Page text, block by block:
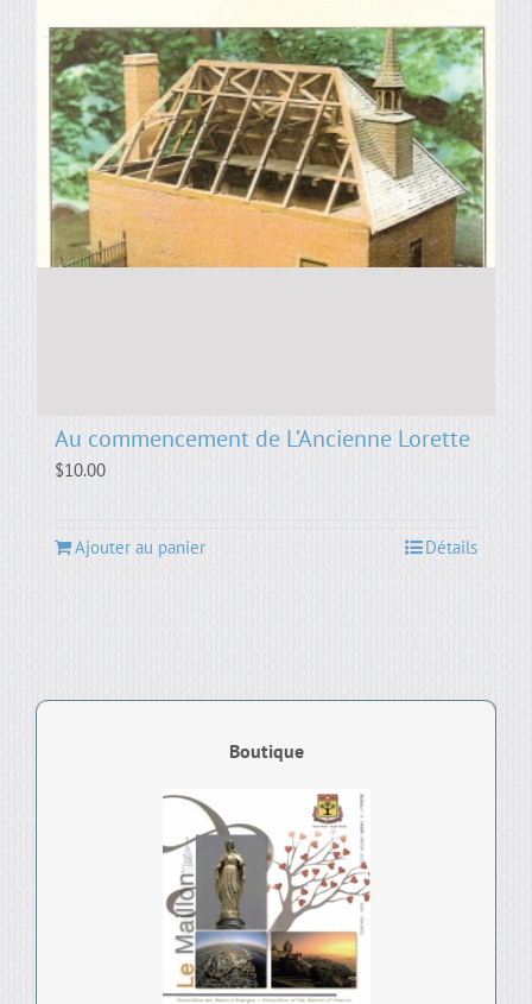
Au commencement de L’Ancienne Lorette
$10.00
Ajouter au panier Détails
Boutique